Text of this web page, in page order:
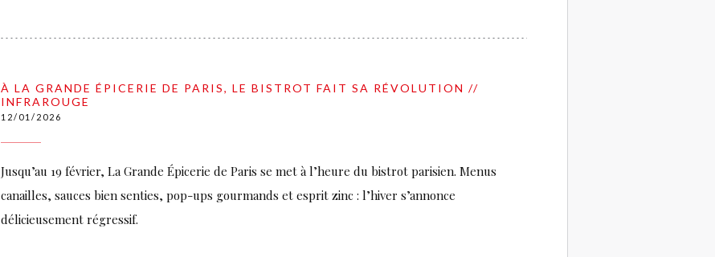
À LA GRANDE ÉPICERIE DE PARIS, LE BISTROT FAIT SA RÉVOLUTION //
INFRAROUGE
12/01/2026
Jusqu’au 19 février, La Grande Épicerie de Paris se met à l’heure du bistrot parisien. Menus
canailles, sauces bien senties, pop-ups gourmands et esprit zinc : l’hiver s’annonce
délicieusement régressif.